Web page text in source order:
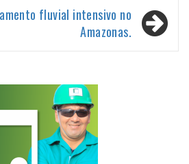
fluvial intensivo no
Amazonas.